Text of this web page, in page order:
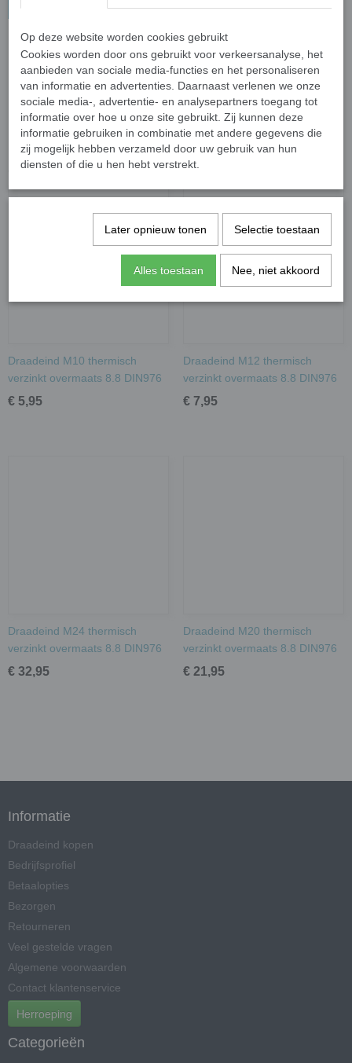
Draadeind M16 thermisch verzinkt
overmaats 8.8 DIN976
Ook interessant
Draadeind M10 thermisch
verzinkt overmaats 8.8 DIN976
€ 5,95
Draadeind M12 thermisch
verzinkt overmaats 8.8 DIN976
€ 7,95
Draadeind M24 thermisch
verzinkt overmaats 8.8 DIN976
€ 32,95
Draadeind M20 thermisch
verzinkt overmaats 8.8 DIN976
€ 21,95
Informatie
Draadeind kopen
Bedrijfsprofiel
Betaalopties
Bezorgen
Retourneren
Veel gestelde vragen
Algemene voorwaarden
Contact klantenservice
Herroeping
Categorieën
Op deze website worden cookies gebruikt
Cookies worden door ons gebruikt voor verkeersanalyse, het
aanbieden van sociale media-functies en het personaliseren
van informatie en advertenties. Daarnaast verlenen we onze
sociale media-, advertentie- en analysepartners toegang tot
informatie over hoe u onze site gebruikt. Zij kunnen deze
informatie gebruiken in combinatie met andere gegevens die
zij mogelijk hebben verzameld door uw gebruik van hun
diensten of die u hen hebt verstrekt.
Later opnieuw tonen Selectie toestaan
Alles toestaan Nee, niet akkoord